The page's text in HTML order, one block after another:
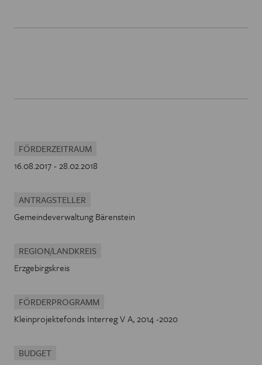
FÖRDERZEITRAUM
16.08.2017 - 28.02.2018
ANTRAGSTELLER
Gemeindeverwaltung Bärenstein
REGION/LANDKREIS
Erzgebirgskreis
FÖRDERPROGRAMM
Kleinprojektefonds Interreg V A, 2014 -2020
BUDGET